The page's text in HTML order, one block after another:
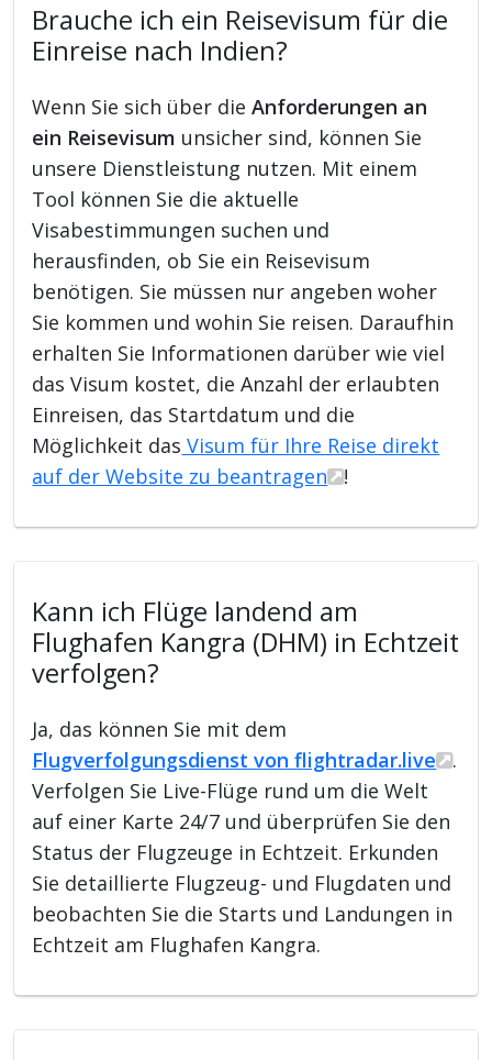
Brauche ich ein Reisevisum für die
Einreise nach Indien?
Wenn Sie sich über dieAnforderungen an
ein Reisevisum unsicher sind, können Sie
unsere Dienstleistung nutzen. Mit einem
Tool können Sie die aktuelle
Visabestimmungen suchen und
herausfinden, ob Sie ein Reisevisum
benötigen. Sie müssen nur angeben woher
Sie kommen und wohin Sie reisen. Daraufhin
erhalten Sie Informationen darüber wie viel
das Visum kostet, die Anzahl der erlaubten
Einreisen, das Startdatum und die
Möglichkeit das Visum für Ihre Reise direkt
auf der Website zu beantragen
!
Kann ich Flüge landend am
Flughafen Kangra (DHM) in Echtzeit
verfolgen?
Ja, das können Sie mit dem
Flugverfolgungsdienst von flightradar.live
.
Verfolgen Sie Live-Flüge rund um die Welt
auf einer Karte 24/7 und überprüfen Sie den
Status der Flugzeuge in Echtzeit. Erkunden
Sie detaillierte Flugzeug- und Flugdaten und
beobachten Sie die Starts und Landungen in
Echtzeit am Flughafen Kangra.